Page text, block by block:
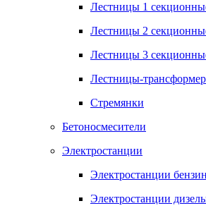
Лестницы 1
Лестницы 2
Лестницы 3
Лестницы-
Стремянки
Бетоносмесители
Электростанции
Электростанции
Электростанции